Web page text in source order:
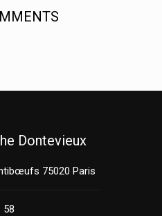
Dontevieux
75020 Paris
58